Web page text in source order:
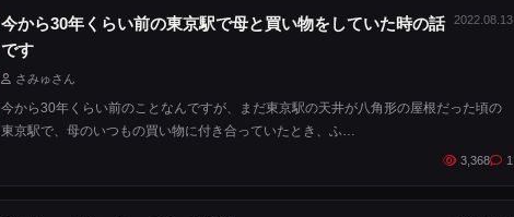
今から30年くらい前の東京駅で母と買い物をしていた時の話
です
2022.08.13
さみゅさん
今から30年くらい前のことなんですが、まだ東京駅の天井が八角形の屋根だった頃の
東京駅で、母のいつもの買い物に付き合っていたとき、ふ…
3,368 1